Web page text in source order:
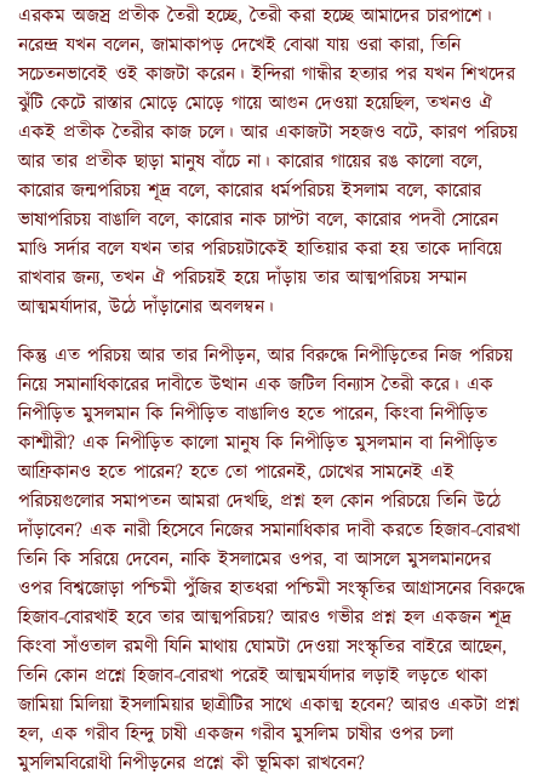
এরকম অজস্র প্রতীক তৈরী হচ্ছে, তৈরী করা হচ্ছে আমাদের চারপাশে।
নরেন্দ্র যখন বলেন, জামাকাপড় দেখেই বোঝা যায় ওরা কারা, তিনি
সচেতনভাবেই ওই কাজটা করেন। ইন্দিরা গান্ধীর হত্যার পর যখন শিখদের
ঝুঁটি কেটে রাস্তার মোড়ে মোড়ে গায়ে আগুন দেওয়া হয়েছিল, তখনও ঐ
একই প্রতীক তৈরীর কাজ চলে। আর একাজটা সহজও বটে, কারণ পরিচয়
আর তার প্রতীক ছাড়া মানুষ বাঁচে না। কারোর গায়ের রঙ কালো বলে,
কারোর জন্মপরিচয় শূদ্র বলে, কারোর ধর্মপরিচয় ইসলাম বলে, কারোর
ভাষাপরিচয় বাঙালি বলে, কারোর নাক চ্যাপ্টা বলে, কারোর পদবী সোরেন
মাণ্ডি সর্দার বলে যখন তার পরিচয়টাকেই হাতিয়ার করা হয় তাকে দাবিয়ে
রাখবার জন্য, তখন ঐ পরিচয়ই হয়ে দাঁড়ায় তার আত্মপরিচয় সম্মান
আত্মমর্যাদার, উঠে দাঁড়ানোর অবলম্বন।
কিন্তু এত পরিচয় আর তার নিপীড়ন, আর বিরুদ্ধে নিপীড়িতের নিজ পরিচয়
নিয়ে সমানাধিকারের দাবীতে উত্থান এক জটিল বিন্যাস তৈরী করে। এক
নিপীড়িত মুসলমান কি নিপীড়িত বাঙালিও হতে পারেন, কিংবা নিপীড়িত
কাশ্মীরী? এক নিপীড়িত কালো মানুষ কি নিপীড়িত মুসলমান বা নিপীড়িত
আফ্রিকানও হতে পারেন? হতে তো পারেনই, চোখের সামনেই এই
পরিচয়গুলোর সমাপতন আমরা দেখছি, প্রশ্ন হল কোন পরিচয়ে তিনি উঠে
দাঁড়াবেন? এক নারী হিসেবে নিজের সমানাধিকার দাবী করতে হিজাব-বোরখা
তিনি কি সরিয়ে দেবেন, নাকি ইসলামের ওপর, বা আসলে মুসলমানদের
ওপর বিশ্বজোড়া পশ্চিমী পুঁজির হাতধরা পশ্চিমী সংস্কৃতির আগ্রাসনের বিরুদ্ধে
হিজাব-বোরখাই হবে তার আত্মপরিচয়? আরও গভীর প্রশ্ন হল একজন শূদ্র
কিংবা সাঁওতাল রমণী যিনি মাথায় ঘোমটা দেওয়া সংস্কৃতির বাইরে আছেন,
তিনি কোন প্রশ্নে হিজাব-বোরখা পরেই আত্মমর্যাদার লড়াই লড়তে থাকা
জামিয়া মিলিয়া ইসলামিয়ার ছাত্রীটির সাথে একাত্ম হবেন? আরও একটা প্রশ্ন
হল, এক গরীব হিন্দু চাষী একজন গরীব মুসলিম চাষীর ওপর চলা
মুসলিমবিরোধী নিপীড়নের প্রশ্নে কী ভূমিকা রাখবেন?